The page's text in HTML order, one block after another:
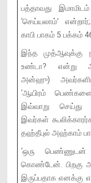
பத்தாவது
‘செய்யலாம்’ என்றார்;.
காபி பாகம் 5 பக்கம்
இந்த முத்ஆவுக்கு
உண்டா? என்று
அன்ஹு)
‘ஆயிரம்
இவ்வாறு
இவர்கள்
தஹ்தீபுல் அஹ்காம்
‘ஒரு பெண்ணுடன்
கொண்டேன். பிறகு
இருப்பதாக